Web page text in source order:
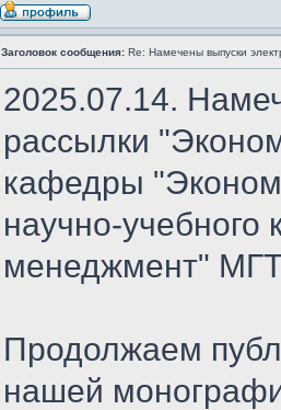
Заголовок сообщения: Re: Намечены выпуски
2025.07.14.
рассылки
кафедры
научно-
менеджмент"
Продолжаем
нашей